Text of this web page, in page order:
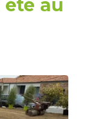
au